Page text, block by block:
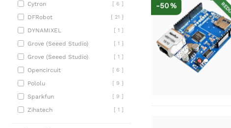
Cytron [ 6 ]
DFRobot [ 21 ]
DYNAMIXEL [ 1 ]
Grove (Seeed Studio) [ 1 ]
Grove (Seeed Studio) [ 1 ]
Opencircuit [ 6 ]
Pololu [ 9 ]
Sparkfun [ 9 ]
Zihatech [ 1 ]
-50 %